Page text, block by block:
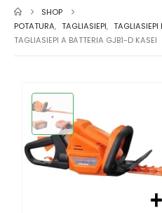
SHOP
POTATURA, TAGLIASIEPI, TAGLIASIEPI
TAGLIASIEPI A BATTERIA GJB1-D KASEI